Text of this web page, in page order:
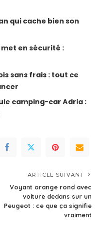
qui cache bien son
en sécurité :
sans frais : tout ce
camping-car Adria :
ARTICLE SUIVANT
Voyant orange rond avec
voiture dedans sur un
Peugeot : ce que ça signifie
vraiment